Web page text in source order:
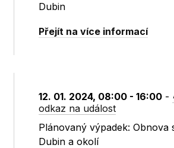
Dubin
Přejít na více informací
12. 01. 2024, 08:00 - 16:00 -
odkaz na událost
Plánovaný výpadek: Obnova
Dubin a okolí